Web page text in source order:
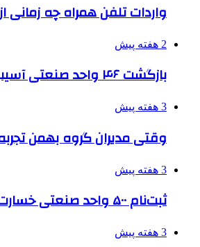
واردات تلفن همراه چه
2 هفته پیش
بازگشت ۴۶ واحد صنعتی آسیب‌دیده دو جنگ اخیر البرز به چرخه تولید
3 هفته پیش
وقتی مدیران گروه بهمن
3 هفته پیش
ثبت‌نام ۵۰۰ واحد صنعتی خسارت‌دیده جنگ برای دریافت تسهیلات
3 هفته پیش